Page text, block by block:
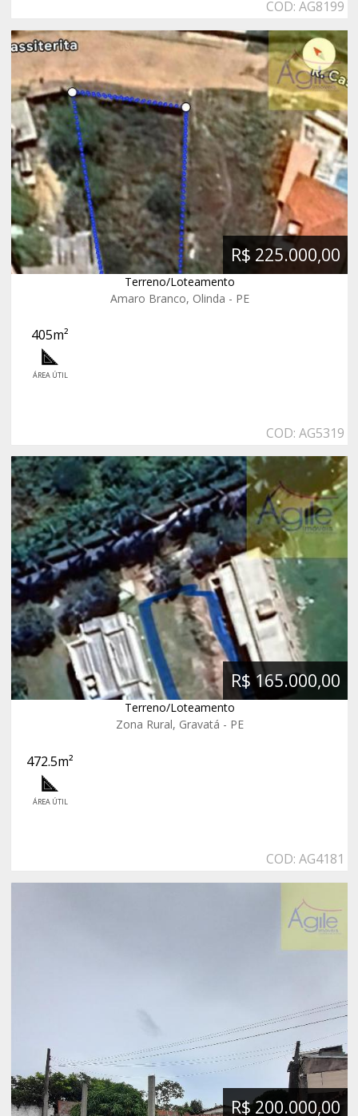
COD: AG8199
R$ 225.000,00
Terreno/Loteamento
Amaro Branco, Olinda - PE
405m²
ÁREA ÚTIL
COD: AG5319
R$ 165.000,00
Terreno/Loteamento
Zona Rural, Gravatá - PE
472.5m²
ÁREA ÚTIL
COD: AG4181
R$ 200.000,00